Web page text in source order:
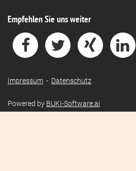
Empfehlen Sie uns weiter
Impressum - Datenschutz
Powered by BUKI-Software.ai